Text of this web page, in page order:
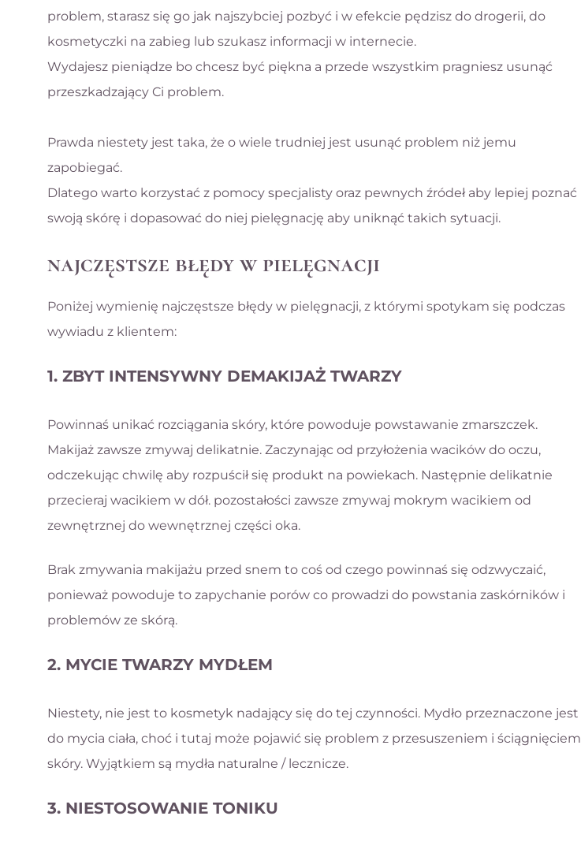
problem, starasz się go jak najszybciej pozbyć i w efekcie pędzisz do drogerii, do
kosmetyczki na zabieg lub szukasz informacji w internecie.
Wydajesz pieniądze bo chcesz być piękna a przede wszystkim pragniesz usunąć
przeszkadzający Ci problem.
Prawda niestety jest taka, że o wiele trudniej jest usunąć problem niż jemu
zapobiegać.
Dlatego warto korzystać z pomocy specjalisty oraz pewnych źródeł aby lepiej poznać
swoją skórę i dopasować do niej pielęgnację aby uniknąć takich sytuacji.
najczęstsze błędy w pielęgnacji
Poniżej wymienię najczęstsze błędy w pielęgnacji, z którymi spotykam się podczas
wywiadu z klientem:
1. ZBYT INTENSYWNY DEMAKIJAŻ TWARZY
Powinnaś unikać rozciągania skóry, które powoduje powstawanie zmarszczek.
Makijaż zawsze zmywaj delikatnie. Zaczynając od przyłożenia wacików do oczu,
odczekując chwilę aby rozpuścił się produkt na powiekach. Następnie delikatnie
przecieraj wacikiem w dół. pozostałości zawsze zmywaj mokrym wacikiem od
zewnętrznej do wewnętrznej części oka.
Brak zmywania makijażu przed snem to coś od czego powinnaś się odzwyczaić,
ponieważ powoduje to zapychanie porów co prowadzi do powstania zaskórników i
problemów ze skórą.
2. MYCIE TWARZY MYDŁEM
Niestety, nie jest to kosmetyk nadający się do tej czynności. Mydło przeznaczone jest
do mycia ciała, choć i tutaj może pojawić się problem z przesuszeniem i ściągnięciem
skóry. Wyjątkiem są mydła naturalne / lecznicze.
3. NIESTOSOWANIE TONIKU